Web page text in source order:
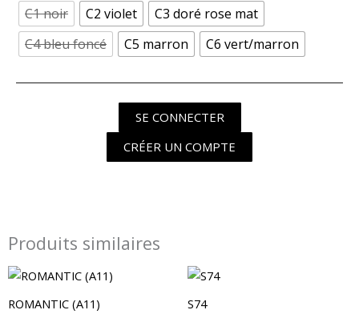
C1 noir C2 violet
C3 doré rose mat
C4 bleu foncé
C5 marron C6 vert/marron
SE CONNECTER
CRÉER UN COMPTE
Produits similaires
ROMANTIC (A11) S74